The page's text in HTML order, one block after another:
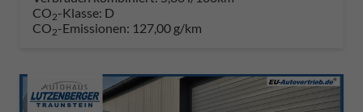
CO2-Klasse: D
CO2-Emissionen: 127,00 g/km